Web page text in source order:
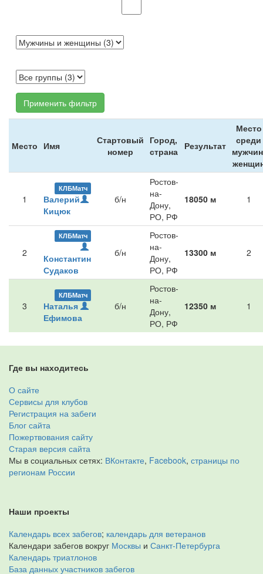
Применить фильтр
Место Имя
Стартовый
номер
Город,
страна Результат
Место
среди
1
КЛБМатч
Валерий
Кицюк
б/н
Ростов-
на-
Дону,
РО, РФ
18050 м 1
2
КЛБМатч
Константин
Судаков
б/н
Ростов-
на-
Дону,
РО, РФ
13300 м 2
3
КЛБМатч
Наталья
Ефимова
б/н
Ростов-
на-
Дону,
РО, РФ
12350 м 1
Где вы находитесь
О сайте
Сервисы для клубов
Регистрация на забеги
Блог сайта
Пожертвования сайту
Старая версия сайта
Мы в социальных сетях: ВКонтакте, Facebook, страницы по
регионам России
Наши проекты
Календарь всех забегов; календарь для ветеранов
Календари забегов вокруг Москвы и Санкт-Петербурга
Календарь триатлонов
База данных участников забегов